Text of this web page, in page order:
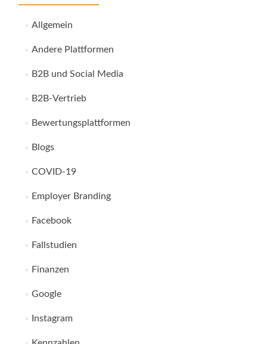
Allgemein
Andere Plattformen
B2B und Social Media
B2B-Vertrieb
Bewertungsplattformen
Blogs
COVID-19
Employer Branding
Facebook
Fallstudien
Finanzen
Google
Instagram